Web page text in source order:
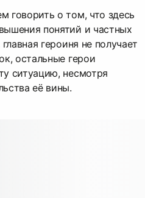
о том, что здесь
понятий и частных
героиня не получает
остальные герои
ситуацию, несмотря
её вины.